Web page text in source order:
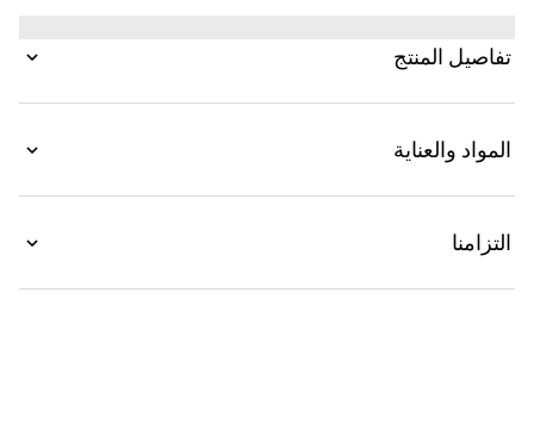
تفاصيل المنتج
المواد والعناية
التزامنا